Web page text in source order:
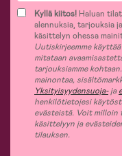
Kyllä kiitos! Haluan
alennuksia, tarjouksia
käsittelyn ohessa
Uutiskirjeemme
mitataan
tarjouksiamme
mainontaa,
Yksityisyydensuoja-ja
henkilötietojesi
evästeistä. Voit milloin
käsittelyyn ja
tilauksen.